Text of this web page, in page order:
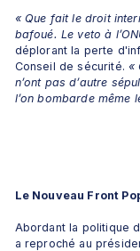
« Que fait le droit
bafoué. Le veto à
déplorant la perte
Conseil de sécurité. «
n’ont pas d’autre
l’on bombarde même
Le Nouveau Front
Abordant la politique
a reproché au